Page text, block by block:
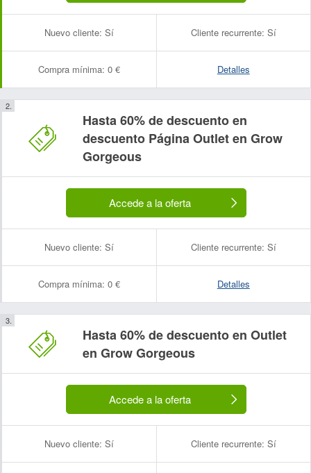
Nuevo cliente: Sí Cliente recurrente: Sí
Compra mínima: 0 € Detalles
Hasta 60% de descuento en
descuento Página Outlet en Grow
Gorgeous
Accede a la oferta
Nuevo cliente: Sí Cliente recurrente: Sí
Compra mínima: 0 € Detalles
Hasta 60% de descuento en Outlet
en Grow Gorgeous
Accede a la oferta
Nuevo cliente: Sí Cliente recurrente: Sí